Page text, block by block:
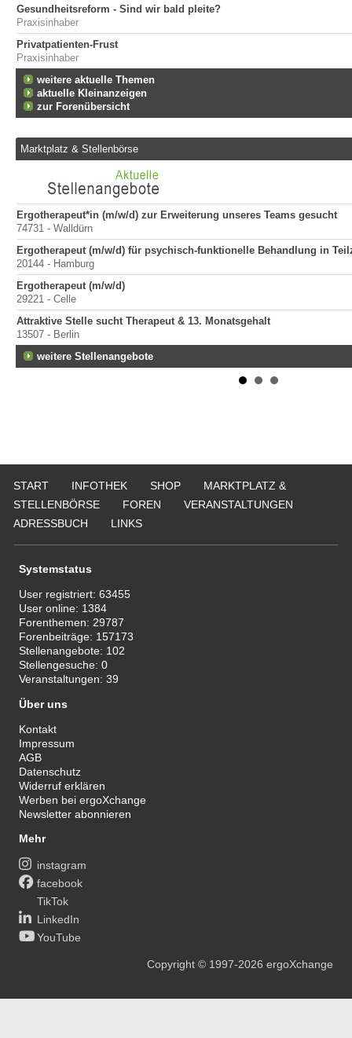
Gesundheitsreform - Sind wir bald pleite?
Praxisinhaber
Privatpatienten-Frust
Praxisinhaber
weitere aktuelle Themen
aktuelle Kleinanzeigen
zur Forenübersicht
Marktplatz & Stellenbörse
Ergotherapeut*in (m/w/d) zur Erweiterung unseres Teams gesucht
74731 - Walldürn
Ergotherapeut (m/w/d) für psychisch-funktionelle Behandlung in
20144 - Hamburg
Ergotherapeut (m/w/d)
29221 - Celle
Attraktive Stelle sucht Therapeut & 13. Monatsgehalt
13507 - Berlin
weitere Stellenangebote
START INFOTHEK SHOP
MARKTPLATZ &
STELLENBÖRSE
FOREN
VERANSTALTUNGEN
ADRESSBUCH
LINKS
Systemstatus
User registriert:63455
User online: 1384
Forenthemen: 29787
Forenbeiträge: 157173
Stellenangebote: 102
Stellengesuche:0
Veranstaltungen:39
Über uns
Kontakt
Impressum
AGB
Datenschutz
Widerruf erklären
Werben bei ergoXchange
Newsletter abonnieren
Mehr
instagram
facebook
TikTok
LinkedIn
YouTube
Copyright© 1997-2026 ergoXchange